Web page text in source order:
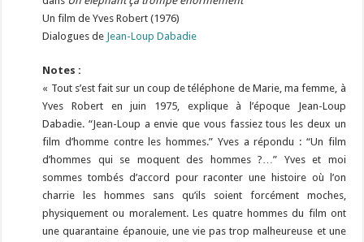
Un film de Yves Robert (1976)
Dialogues de Jean-Loup Dabadie
Notes :
« Tout s’est fait sur un coup de téléphone de Marie, ma femme, à
Yves Robert en juin 1975, explique à l’époque Jean-Loup
Dabadie. “Jean-Loup a envie que vous fassiez tous les deux un
film d’homme contre les hommes.” Yves a répondu : “Un film
d’hommes qui se moquent des hommes ?…” Yves et moi
sommes tombés d’accord pour raconter une histoire où l’on
charrie les hommes sans qu’ils soient forcément moches,
physiquement ou moralement. Les quatre hommes du film ont
une quarantaine épanouie, une vie pas trop malheureuse et une